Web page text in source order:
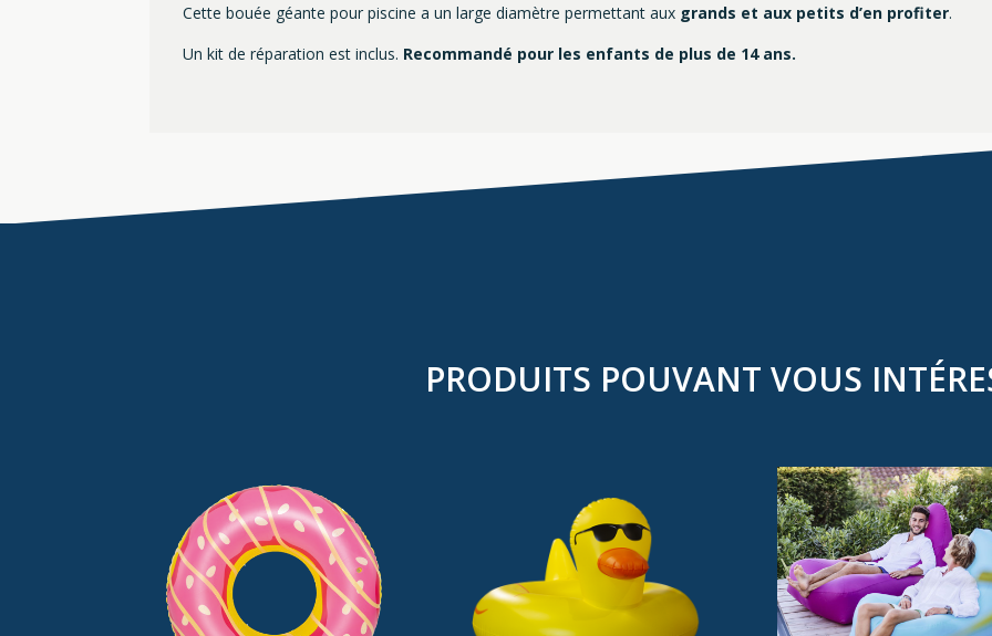
Cette bouée géante pour piscine a un large diamètre permettant aux grands et aux petits d’en profiter.
Un kit de réparation est inclus. Recommandé pour les enfants de plus de 14 ans.
PRODUITS POUVANT VOUS